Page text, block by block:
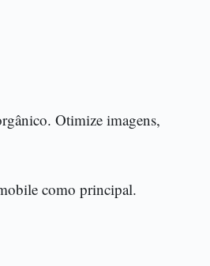
Otimize imagens,
como principal.